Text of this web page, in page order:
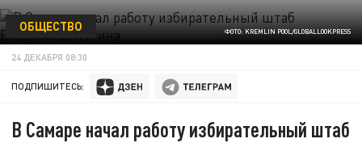
ФОТО: KREMLIN POOL/GLOBALLOOKPRESS
ОБЩЕСТВО
24 ДЕКАБРЯ 08:30
ПОДПИШИТЕСЬ:
В Самаре начал работу избирательный штаб